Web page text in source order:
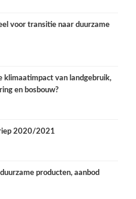
voor transitie naar duurzame
klimaatimpact van landgebruik,
en bosbouw?
2020/2021
producten, aanbod